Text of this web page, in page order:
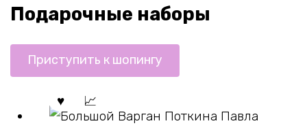
Подарочные наборы
Приступить к шопингу